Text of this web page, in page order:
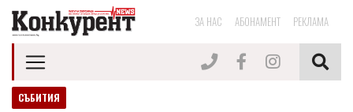
ЗА НАС АБОНАМЕНТ РЕКЛАМА
СЪБИТИЯ